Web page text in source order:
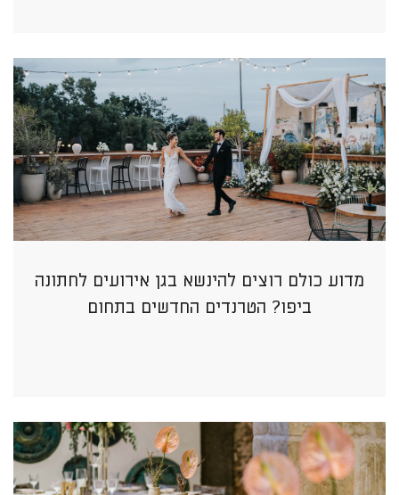
מדוע כולם רוצים להינשא בגן אירועים לחתונה
ביפו? הטרנדים החדשים בתחום